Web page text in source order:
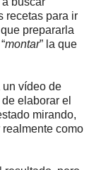
recetas para ir
prepararla
montar” la que
un vídeo de
elaborar el
mirando,
como